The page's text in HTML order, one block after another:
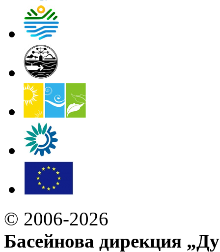
© 2006-2026
Басейнова дирекция